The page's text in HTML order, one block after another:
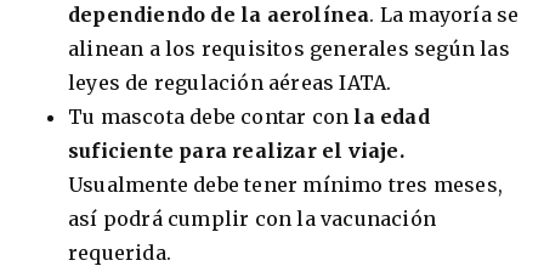
dependiendo de la aerolínea. La mayoría se
alinean a los requisitos generales según las
leyes de regulación aéreas IATA.
Tu mascota debe contar con la edad
suficiente para realizar el viaje.
Usualmente debe tener mínimo tres meses,
así podrá cumplir con la vacunación
requerida.